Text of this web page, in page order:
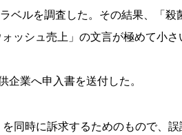
ベルを調査した。その結果、「殺
ッシュ売上」の文言が極めて小さ
業へ申入書を送付した。
同時に訴求するためのもので、誤